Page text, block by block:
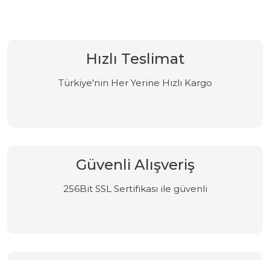
Hızlı Teslimat
Türkiye'nin Her Yerine Hızlı Kargo
Güvenli Alışveriş
256Bit SSL Sertifikası ile güvenli